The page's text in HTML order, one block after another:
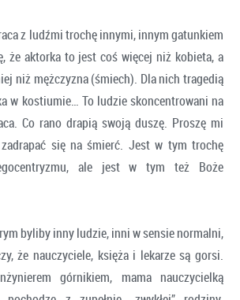
z ludźmi trochę innymi, innym gatunkiem
że aktorka to jest coś więcej niż kobieta, a
niż mężczyzna (śmiech). Dla nich tragedią
w kostiumie… To ludzie skoncentrowani na
Co rano drapią swoją duszę. Proszę mi
się na śmierć. Jest w tym trochę
ale jest w tym też Boże
byliby inny ludzie, inni w sensie normalni,
że nauczyciele, księża i lekarze są gorsi.
górnikiem, mama nauczycielką